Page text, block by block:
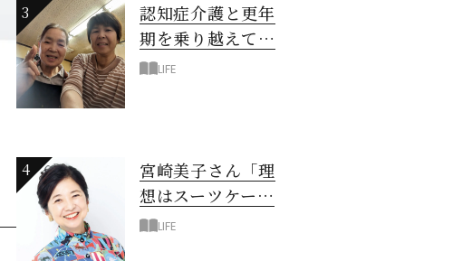
3
認知症介護と更年
期を乗り越えて！
6年の「通い介
LIFE
4
宮崎美子さん「理
想はスーツケース
一つでどこへでも
LIFE